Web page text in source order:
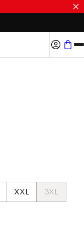
XXL
3XL